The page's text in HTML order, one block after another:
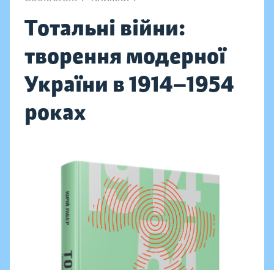
Тотальні війни:
творення модерної
України в 1914—1954
роках